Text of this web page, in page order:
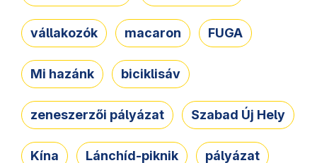
vállakozók macaron FUGA
Mi hazánk biciklisáv
zeneszerzői pályázat Szabad Új Hely
Kína Lánchíd-piknik pályázat